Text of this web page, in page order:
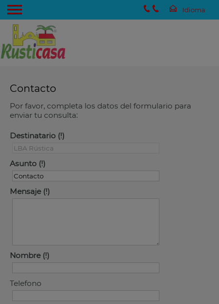
Contacto
Por favor, completa los datos del formulario para
enviar tu consulta:
Destinatario
Asunto
Mensaje
Nombre
Telefono